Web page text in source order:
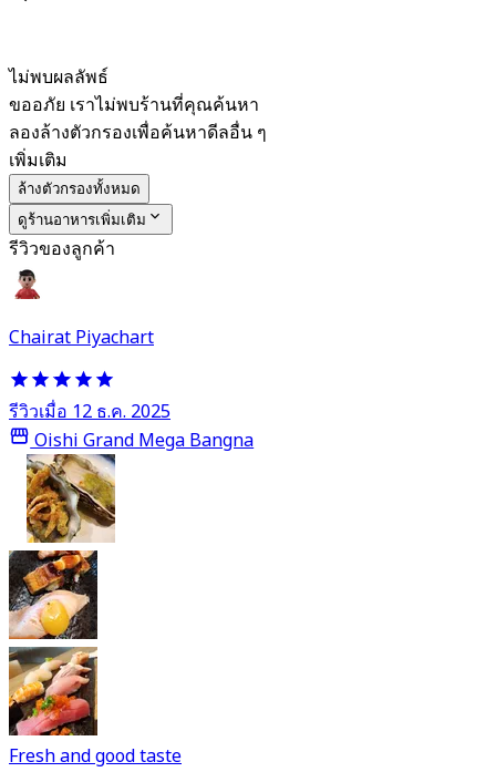
ไม่พบผลลัพธ์
ขออภัย เราไม่พบร้านที่คุณค้นหา
ลองล้างตัวกรองเพื่อค้นหาดีลอื่น ๆ
เพิ่มเติม
ล้างตัวกรองทั้งหมด
ดูร้านอาหารเพิ่มเติม
รีวิวของลูกค้า
Chairat Piyachart
รีวิวเมื่อ 12 ธ.ค. 2025
Oishi Grand Mega Bangna
Fresh and good taste